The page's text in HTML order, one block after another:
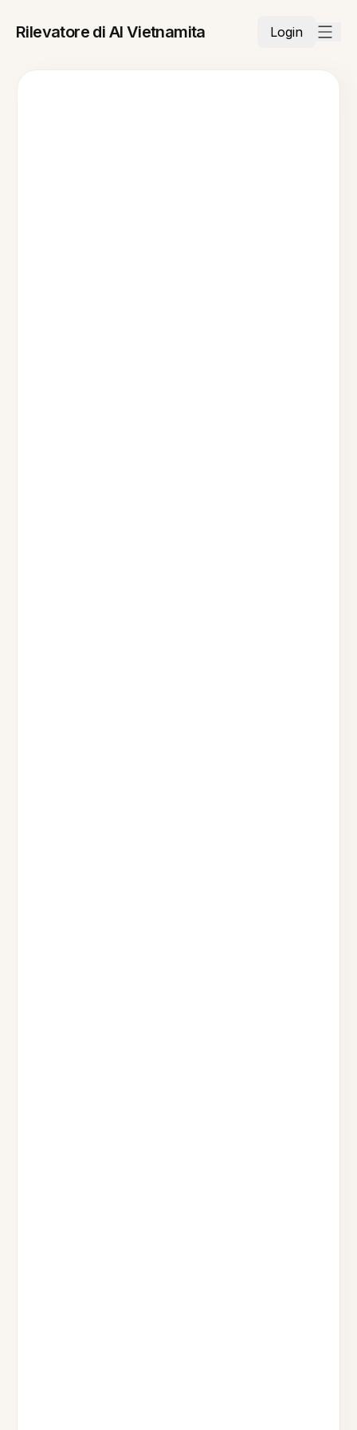
Rilevatore di AI Vietnamita Login